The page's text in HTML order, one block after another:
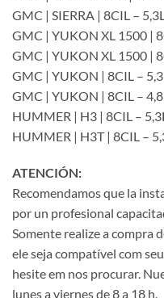
GMC | SIERRA | 8CIL –
GMC | YUKON XL 1500 |
GMC | YUKON XL 1500 |
GMC | YUKON | 8CIL –
GMC | YUKON | 8CIL –
HUMMER | H3 | 8CIL –
HUMMER | H3T | 8CIL –
ATENCIÓN:
Recomendamos que la
por un profesional
Somente realize a compra
ele seja compatível com
hesite em nos procurar.
lunes a viernes de 8 a 18 h.